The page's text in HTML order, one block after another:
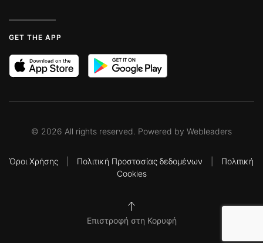
GET THE APP
© 2026 All rights reserved. Powered by Webleaders
Όροι Χρήσης Πολιτική Προστασίας δεδομένων
Πολιτική
Cookies
Επιστροφή στη Κορυφή